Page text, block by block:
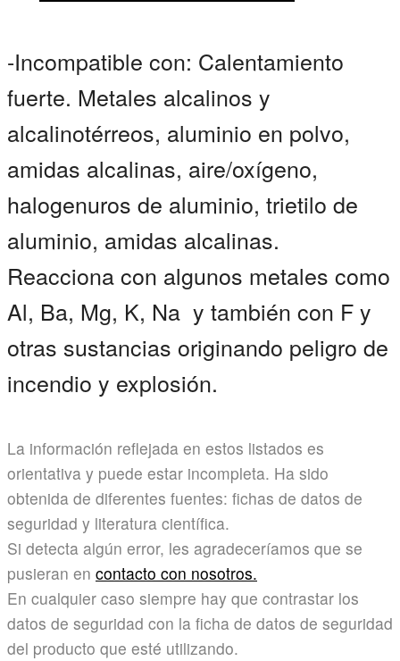
-Incompatible con: Calentamiento
fuerte. Metales alcalinos y
alcalinotérreos, aluminio en polvo,
amidas alcalinas, aire/oxígeno,
halogenuros de aluminio, trietilo de
aluminio, amidas alcalinas.
Reacciona con algunos metales como
Al, Ba, Mg, K, Na y también con F y
otras sustancias originando peligro de
incendio y explosión.
La información reflejada en estos listados es
orientativa y puede estar incompleta. Ha sido
obtenida de diferentes fuentes: fichas de datos de
seguridad y literatura científica.
Si detecta algún error, les agradeceríamos que se
pusieran en contacto con nosotros.
En cualquier caso siempre hay que contrastar los
datos de seguridad con la ficha de datos de seguridad
del producto que esté utilizando.